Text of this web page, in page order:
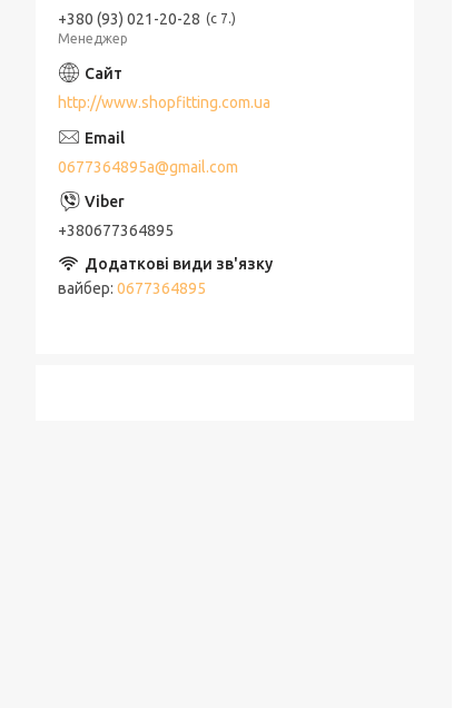
+380 (93) 021-20-28
с 7.
Менеджер
http://www.shopfitting.com.ua
0677364895a@gmail.com
+380677364895
вайбер 0677364895